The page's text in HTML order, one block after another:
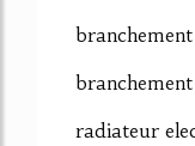
radiateur